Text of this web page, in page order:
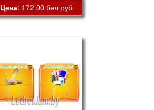
Цена: 172.00 бел.руб.